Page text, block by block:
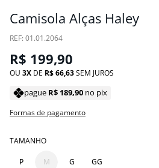
Camisola Alças Haley
: 01.01.2064
R$ 199,90
OU 3 DE R$66,63SEM JUROS
pague R$ 189,90 no pix
Formas de pagamento
TAMANHO
P M G GG